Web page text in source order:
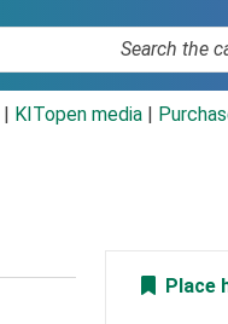
KITopen media
Place